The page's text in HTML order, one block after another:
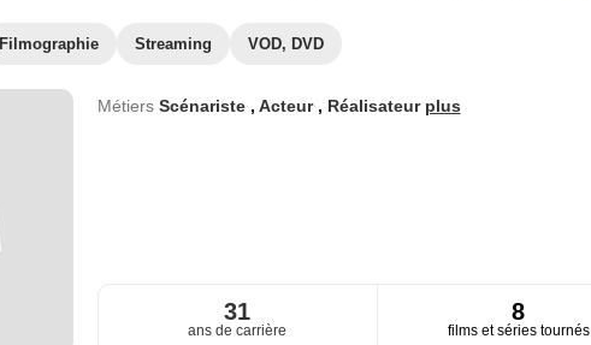
Filmographie Streaming VOD, DVD
Métiers Scénariste , Acteur , Réalisateur plus
31
ans de carrière
8
films et séries tournés